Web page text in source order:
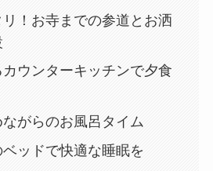
！お寺までの参道とお洒
ウンターキッチンで夕食
ながらのお風呂タイム
ッドで快適な睡眠を